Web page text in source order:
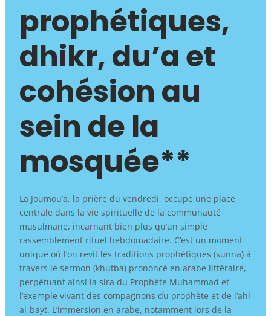
prophétiques,
dhikr, du’a et
cohésion au
sein de la
mosquée**
La Joumou’a, la prière du vendredi, occupe une place
centrale dans la vie spirituelle de la communauté
musulmane, incarnant bien plus qu’un simple
rassemblement rituel hebdomadaire. C’est un moment
unique où l’on revit les traditions prophétiques (sunna) à
travers le sermon (khutba) prononcé en arabe littéraire,
perpétuant ainsi la sira du Prophète Muhammad et
l’exemple vivant des compagnons du prophète et de l’ahl
al-bayt. L’immersion en arabe, notamment lors de la